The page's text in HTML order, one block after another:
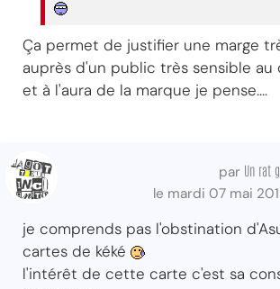
Ça permet de justifier une marge
auprès d'un public très sensible au
et à l'aura de la marque je pense....
par Un rat
le mardi 07 mai
je comprends pas l'obstination
cartes de kéké
l'intérêt de cette carte c'est sa